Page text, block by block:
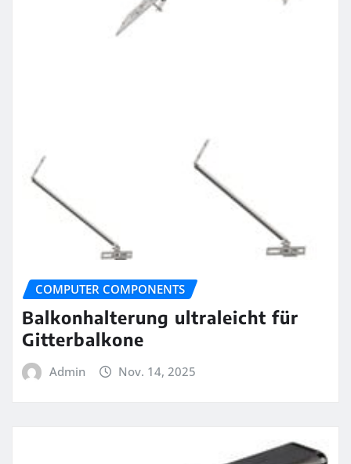
COMPUTER COMPONENTS
Balkonhalterung ultraleicht für
Gitterbalkone
Admin Nov. 14, 2025